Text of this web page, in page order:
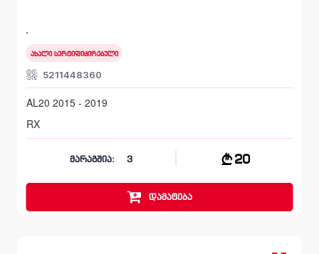
AL20 2015 - 2019
ახალი სერტიფიცირებული
5211448360
AL20 2015 - 2019
RX
მარაგშია: 3 20
დამატება